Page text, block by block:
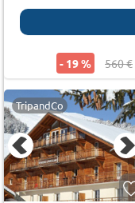
- 19 % 560 €
TripandCo